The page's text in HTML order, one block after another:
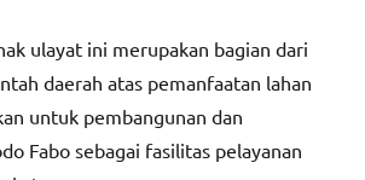
ulayat ini merupakan bagian dari
daerah atas pemanfaatan lahan
untuk pembangunan dan
Fabo sebagai fasilitas pelayanan